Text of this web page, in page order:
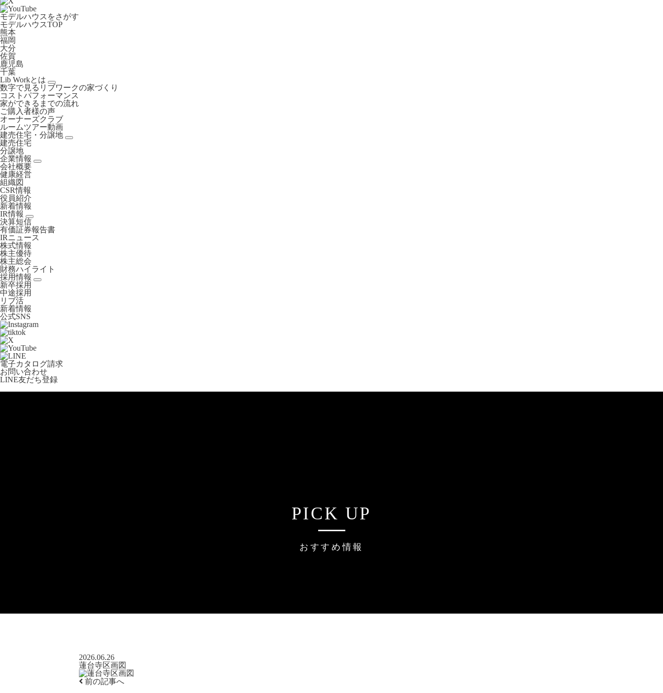
モデルハウスをさがす
モデルハウスTOP
熊本
福岡
大分
佐賀
鹿児島
千葉
Lib Workとは
数字で見るリブワークの家づくり
コストパフォーマンス
家ができるまでの流れ
ご購入者様の声
オーナーズクラブ
ルームツアー動画
建売住宅・分譲地
建売住宅
分譲地
企業情報
会社概要
健康経営
組織図
CSR情報
役員紹介
新着情報
IR情報
決算短信
有価証券報告書
IRニュース
株式情報
株主優待
株主総会
財務ハイライト
採用情報
新卒採用
中途採用
リブ活
新着情報
公式SNS
電子カタログ請求
お問い合わせ
LINE友だち登録
PICK UP
おすすめ情報
2026.06.26
蓮台寺区画図
前の記事へ